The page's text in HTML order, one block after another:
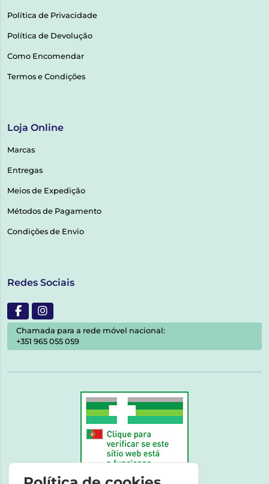
Política de Privacidade
Política de Devolução
Como Encomendar
Termos e Condições
Loja Online
Marcas
Entregas
Meios de Expedição
Métodos de Pagamento
Condições de Envio
Redes Sociais
Chamada para a rede móvel nacional:
+351 965 055 059